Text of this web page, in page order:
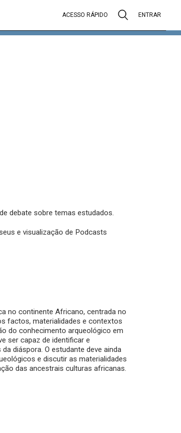
ACESSO RÁPIDO ENTRAR
debate sobre temas estudados.
e visualização de Podcasts
no continente Africano, centrada no
factos, materialidades e contextos
do conhecimento arqueológico em
ser capaz de identificar e
diáspora. O estudante deve ainda
e discutir as materialidades
das ancestrais culturas africanas.